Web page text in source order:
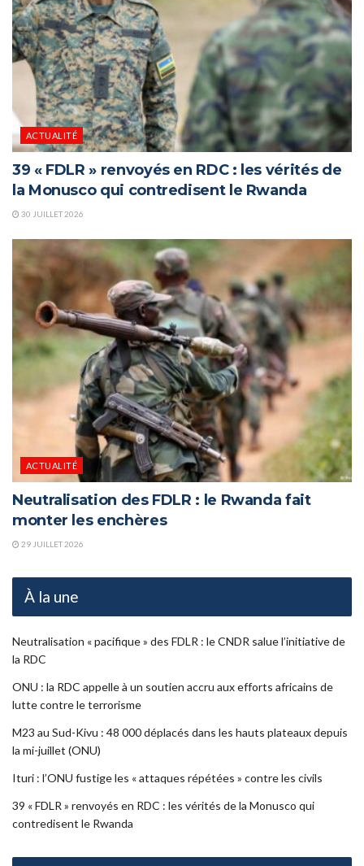
ACTUALITÉ
39 « FDLR » renvoyés en RDC : les vérités de
la Monusco qui contredisent le Rwanda
30 JUILLET 2026
ACTUALITÉ
Neutralisation des FDLR : le Rwanda fait
monter les enchères
29 JUILLET 2026
À la une
Neutralisation « pacifique » des FDLR : le CNDR salue l’initiative de
la RDC
ONU : la RDC appelle à un soutien accru aux efforts africains de
lutte contre le terrorisme
M23 au Sud-Kivu : 48 000 déplacés dans les hauts plateaux depuis
la mi-juillet (ONU)
Ituri : l’ONU fustige les « attaques répétées » contre les civils
39 « FDLR » renvoyés en RDC : les vérités de la Monusco qui
contredisent le Rwanda